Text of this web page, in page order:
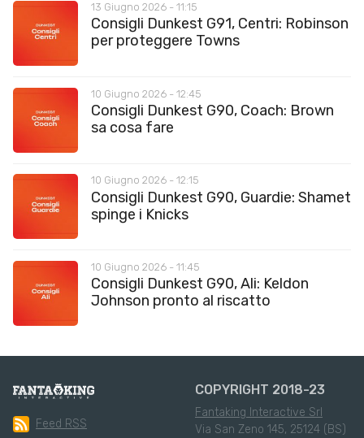
13 Giugno 2026 - 11:15
Consigli Dunkest G91, Centri: Robinson
per proteggere Towns
10 Giugno 2026 - 12:45
Consigli Dunkest G90, Coach: Brown
sa cosa fare
10 Giugno 2026 - 12:15
Consigli Dunkest G90, Guardie: Shamet
spinge i Knicks
10 Giugno 2026 - 11:45
Consigli Dunkest G90, Ali: Keldon
Johnson pronto al riscatto
Feed RSS
COPYRIGHT 2018-23
Fantaking Interactive Srl
Via San Zeno 145, 25124 (BS)